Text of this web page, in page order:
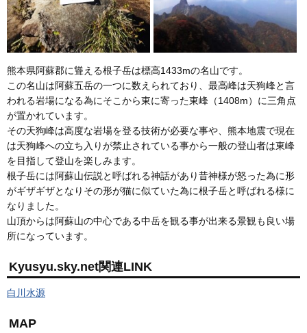
熊本県阿蘇郡に聳える根子岳は標高1433mの名山です。
この名山は阿蘇五岳の一つに数えられており、最高峰は天狗峰と言
われる岩場になる為にそこから東に寄った東峰（1408m）に三角点
が置かれています。
その天狗峰は高度な岩場を登る技術が必要な事や、熊本地震で現在
は天狗峰への立ち入りが禁止されている事から一般の登山者は東峰
を目指して登山を楽しみます。
根子岳には阿蘇山伝説と呼ばれる神話があり昔神様が怒った為に形
がギザギザとなりその形が猫に似ていた為に根子岳と呼ばれる様に
なりました。
山頂からは阿蘇山の中心である中岳を観る事が出来る景観も良い場
所になっています。
Kyusyu.sky.net関連LINK
白川水源
MAP